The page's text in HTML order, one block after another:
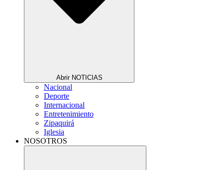
Abrir NOTICIAS
Nacional
Deporte
Internacional
Entretenimiento
Zipaquirá
Iglesia
NOSOTROS